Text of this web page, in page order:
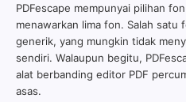
PDFescape mempunyai pilihan
menawarkan lima fon. Salah satu
generik, yang mungkin tidak
sendiri. Walaupun begitu,
alat berbanding editor PDF
asas.